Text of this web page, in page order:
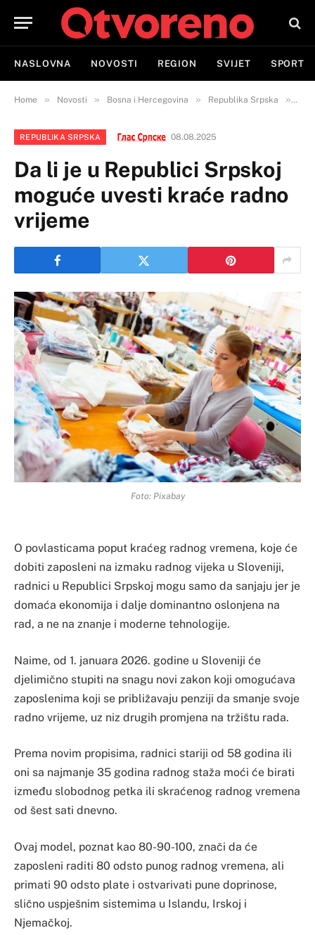
NASLOVNA NOVOSTI REGION SVIJET SPORT
Home » Novosti » Bosna i Hercegovina » Republika Srpska »
REPUBLIKA SRPSKA 08.08.2025
Da li je u Republici Srpskoj
moguće uvesti kraće radno
vrijeme
Foto: Pixabay
O povlasticama poput kraćeg radnog vremena, koje će
dobiti zaposleni na izmaku radnog vijeka u Sloveniji,
radnici u Republici Srpskoj mogu samo da sanjaju jer je
domaća ekonomija i dalje dominantno oslonjena na
rad, a ne na znanje i moderne tehnologije.
Naime, od 1. januara 2026. godine u Sloveniji će
djelimično stupiti na snagu novi zakon koji omogućava
zaposlenima koji se približavaju penziji da smanje svoje
radno vrijeme, uz niz drugih promjena na tržištu rada.
Prema novim propisima, radnici stariji od 58 godina ili
oni sa najmanje 35 godina radnog staža moći će birati
između slobodnog petka ili skraćenog radnog vremena
od šest sati dnevno.
Ovaj model, poznat kao 80-90-100, znači da će
zaposleni raditi 80 odsto punog radnog vremena, ali
primati 90 odsto plate i ostvarivati pune doprinose,
slično uspješnim sistemima u Islandu, Irskoj i
Njemačkoj.